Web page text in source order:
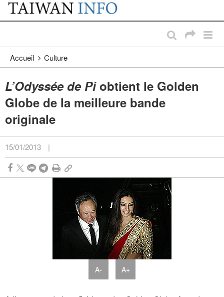
Passer au contenu principal
:::
Accueil Culture
L’Odyssée de Piobtient le Golden
Globe de la meilleure bande
originale
15/01/2013 |
A- A+